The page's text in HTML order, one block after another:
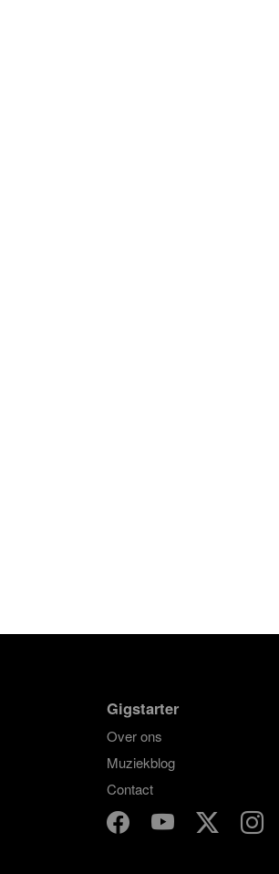
Gigstarter
Over ons
Muziekblog
Contact